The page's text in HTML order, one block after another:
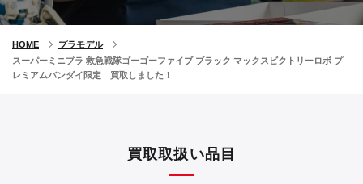
HOME
プラモデル
スーパーミニプラ 救急戦隊ゴーゴーファイブ ブラック マックスビクトリーロボ プ
レミアムバンダイ限定 買取しました！
買取取扱い品目